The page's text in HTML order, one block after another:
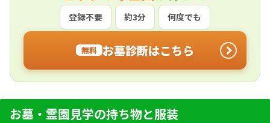
登録不要 約3分 何度でも
無料 お墓診断はこちら
お墓・霊園見学の持ち物と服装